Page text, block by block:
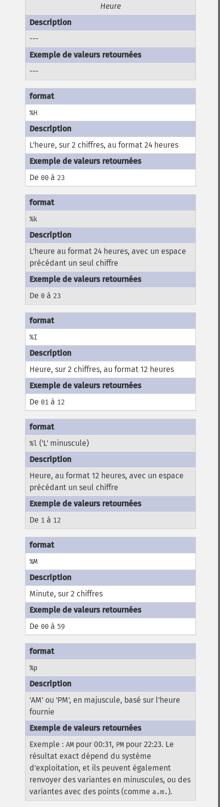
Heure
---
---
%H
L'heure, sur 2 chiffres, au format 24 heures
De 00 à 23
%k
L'heure au format 24 heures, avec un espace
précédant un seul chiffre
De 0 à 23
%I
Heure, sur 2 chiffres, au format 12 heures
De 01 à 12
%l ('L' minuscule)
Heure, au format 12 heures, avec un espace
précédant un seul chiffre
De 1 à 12
%M
Minute, sur 2 chiffres
De 00 à 59
%p
'AM' ou 'PM', en majuscule, basé sur l'heure
fournie
Exemple :AM pour 00:31, PM pour 22:23. Le
résultat exact dépend du système
d'exploitation, et ils peuvent également
renvoyer des variantes en minuscules, ou des
variantes avec des points (comme a.m.).